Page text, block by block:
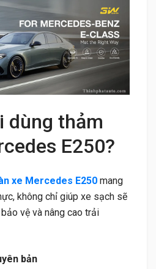
dùng thảm
E250?
xe Mercedes E250 mang
không chỉ giúp xe sạch sẽ
vệ và nâng cao trải
bản